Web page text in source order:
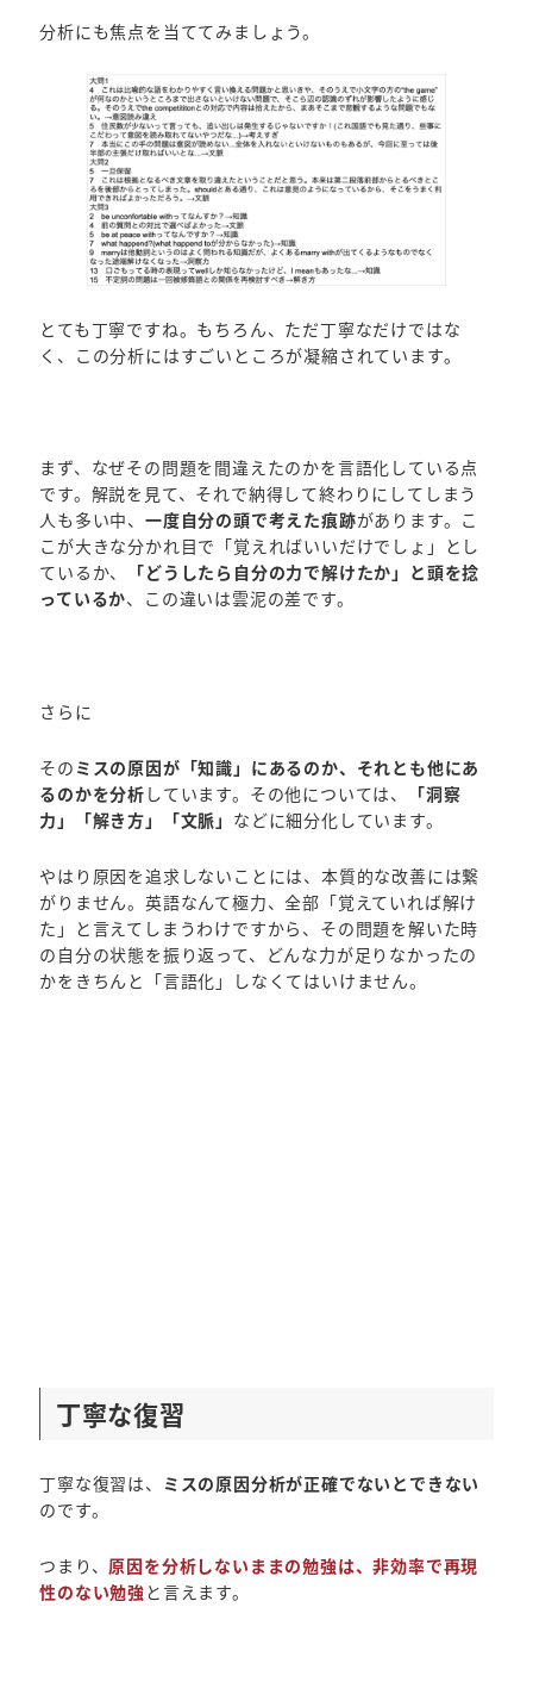
分析にも焦点を当ててみましょう。
とても丁寧ですね。もちろん、ただ丁寧なだけではな
く、この分析にはすごいところが凝縮されています。
まず、なぜその問題を間違えたのかを言語化している点
です。解説を見て、それで納得して終わりにしてしまう
人も多い中、 一度自分の頭で考えた痕跡があります。こ
こが大きな分かれ目で「覚えればいいだけでしょ」とし
ているか、
「どうしたら自分の力で解けたか」と頭を捻
っているか、この違いは雲泥の差です。
さらに
その ミスの原因が「知識」にあるのか、それとも他にあ
るのかを分析 しています。その他については、
「洞察
力」「解き方」「文脈」 などに細分化しています。
やはり原因を追求しないことには、本質的な改善には繋
がりません。英語なんて極力、全部「覚えていれば解け
た」と言えてしまうわけですから、その問題を解いた時
の自分の状態を振り返って、どんな力が足りなかったの
かをきちんと「言語化」しなくてはいけません。
丁寧な復習
丁寧な復習は、
ミスの原因分析が正確でないとできない
のです。
つまり、 原因を分析しないままの勉強は、非効率で再現
性のない勉強 と言えます。